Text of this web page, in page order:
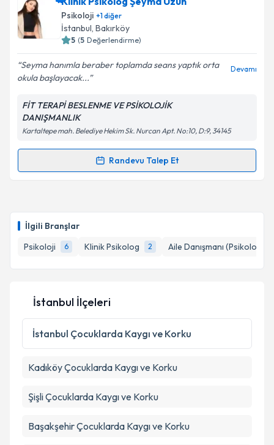
İlgili Branşlar
Psikoloji
6 Klinik Psikolog 2 Aile Danışmanı (Psikolog)
oluşturun. Size bu uzmandan randevu almanız için bir
takvim hazırlandığında e-posta ile bilgilendireceğiz.
Kişisel verilerimin işlenmesine ilişkin
Metni
kapsamda işlenmesini kabul ediyorum.
Takvim Talebini Gönder
Psikoloji +1diğer
İstanbul, Bakırköy
5 (5 Değerlendirme)
Seyma hanımla beraber toplamda seans yaptık orta
okula başlayacak...
Devamı
FİT TERAPİ BESLENME VE PSİKOLOJİK
DANIŞMANLIK
Kartaltepe mah. Belediye Hekim Sk. Nurcan Apt. No:10, D:9, 34145
Randevu Talep Et
Randevu Takvimi Talebi
için bir takvim hazırlandığında e-posta ile
bilgilendireceğiz.
E-posta Adresiniz
Kişisel verilerimin işlenmesine ilişkin
Metni'ni okudum ve kişisel verilerimin belirtilen
Takvim Talebini Gönder
İstanbul İlçeleri
İstanbul Çocuklarda Kaygı ve Korku
KadıköyÇocuklarda Kaygı ve Korku
ŞişliÇocuklarda Kaygı ve Korku
BaşakşehirÇocuklarda Kaygı ve Korku